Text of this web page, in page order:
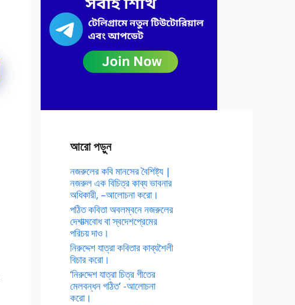
আরো পড়ুন
নজরুলের কবি মানসের বৈশিষ্ট্য |
নজরুল এক বিচিত্র কাব্য ভাবনার
অধিকারী, –আলোচনা করো।
পঠিত কবিতা অবলম্বনে নজরুলের
দেশাত্মবোধ বা স্বদেশপ্রেমের
পরিচয় দাও।
নিরুদ্দেশ যাত্রা কবিতার কাব্যশৈলী
বিচার করো।
‘নিরুদ্দেশ যাত্রা চিত্র গীতের
মেলবন্ধন গঠিত’ -আলোচনা
করো।